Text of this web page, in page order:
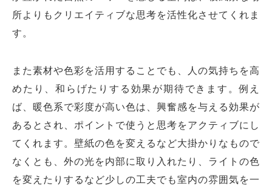
所よりもクリエイティブな思考を活性化させてくれま
す。
また素材や色彩を活用することでも、人の気持ちを高
めたり、和らげたりする効果が期待できます。例え
ば、暖色系で彩度が高い色は、興奮感を与える効果が
あるとされ、ポイントで使うと思考をアクティブにし
てくれます。壁紙の色を変えるなど大掛かりなもので
なくとも、外の光を内部に取り入れたり、ライトの色
を変えたりするなど少しの工夫でも室内の雰囲気を一